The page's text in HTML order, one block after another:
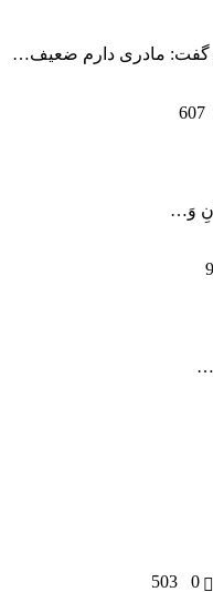
و گفت: مادرى دارم ضعیف…
وَ…
0